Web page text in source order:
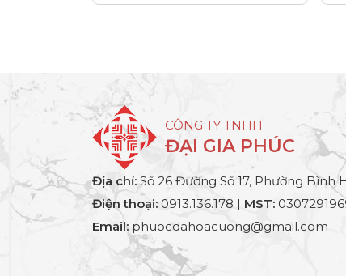
CÔNG TY TNHH
ĐẠI GIA PHÚC
Địa chỉ: Số 26 Đường Số 17, Phường Bình
Điện thoại: 0913.136.178 | MST:
Email: phuocdahoacuong@gmail.com